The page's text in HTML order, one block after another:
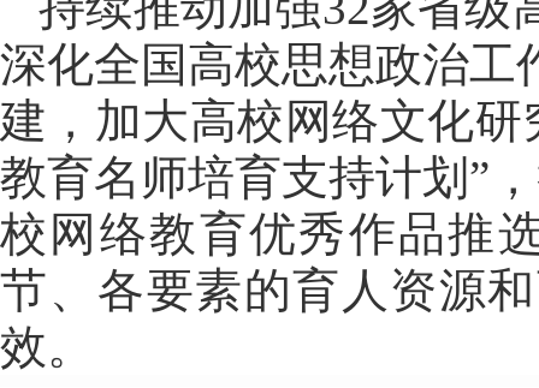
深化全国高校思想政治工
建，加大高校网络文化
教育名师培育支持计划”
校网络教育优秀作品推
节、各要素的育人资源
效。